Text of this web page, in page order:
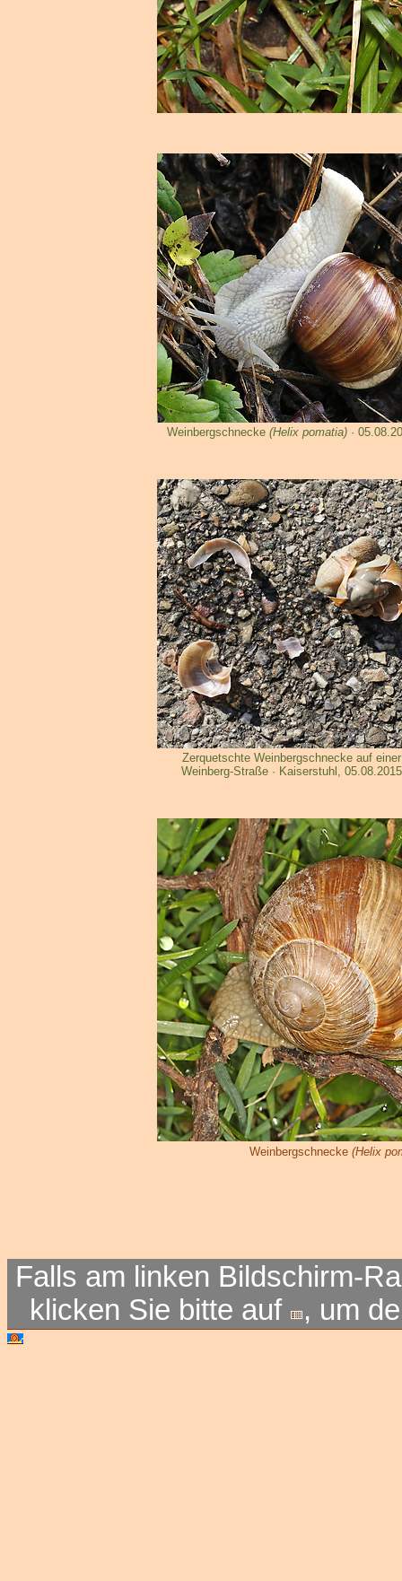
Weinbergschnecke (Helix pomatia) ·
Zerquetschte Weinbergschnecke auf einer
Weinberg-Straße · Kaiserstuhl, 05.08.2015
Weinbergschnecke (Helix
Falls am linken Bildschirm-
klicken Sie bitte auf
, um